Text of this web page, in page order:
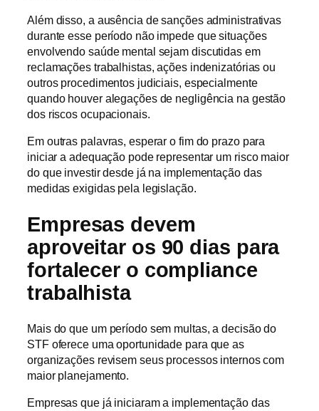
Além disso, a ausência de sanções administrativas
durante esse período não impede que situações
envolvendo saúde mental sejam discutidas em
reclamações trabalhistas, ações indenizatórias ou
outros procedimentos judiciais, especialmente
quando houver alegações de negligência na gestão
dos riscos ocupacionais.
Em outras palavras, esperar o fim do prazo para
iniciar a adequação pode representar um risco maior
do que investir desde já na implementação das
medidas exigidas pela legislação.
Empresas devem
aproveitar os 90 dias para
fortalecer o compliance
trabalhista
Mais do que um período sem multas, a decisão do
STF oferece uma oportunidade para que as
organizações revisem seus processos internos com
maior planejamento.
Empresas que já iniciaram a implementação das